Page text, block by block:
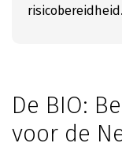
risicobereidheid.
De BIO:
voor de